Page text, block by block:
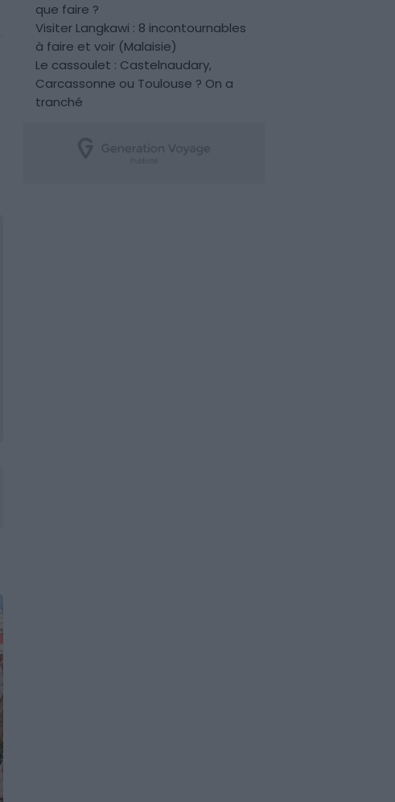
que faire ?
Visiter Langkawi : 8 incontournables
à faire et voir (Malaisie)
Le cassoulet : Castelnaudary,
Carcassonne ou Toulouse ? On a
tranché